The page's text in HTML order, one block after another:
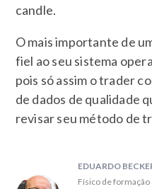
candle.
O mais importante de
fiel ao seu sistema
pois só assim o trader
de dados de qualidade
revisar seu método de
EDUARDO
Físico de